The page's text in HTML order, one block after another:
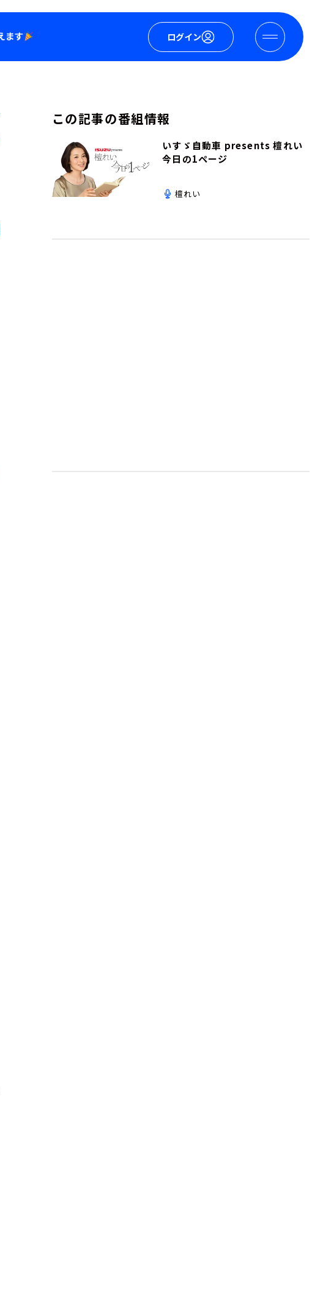
ログイン
この記事の番組情報
いすゞ自動車 presents 檀れい
今日の1ページ
檀れい